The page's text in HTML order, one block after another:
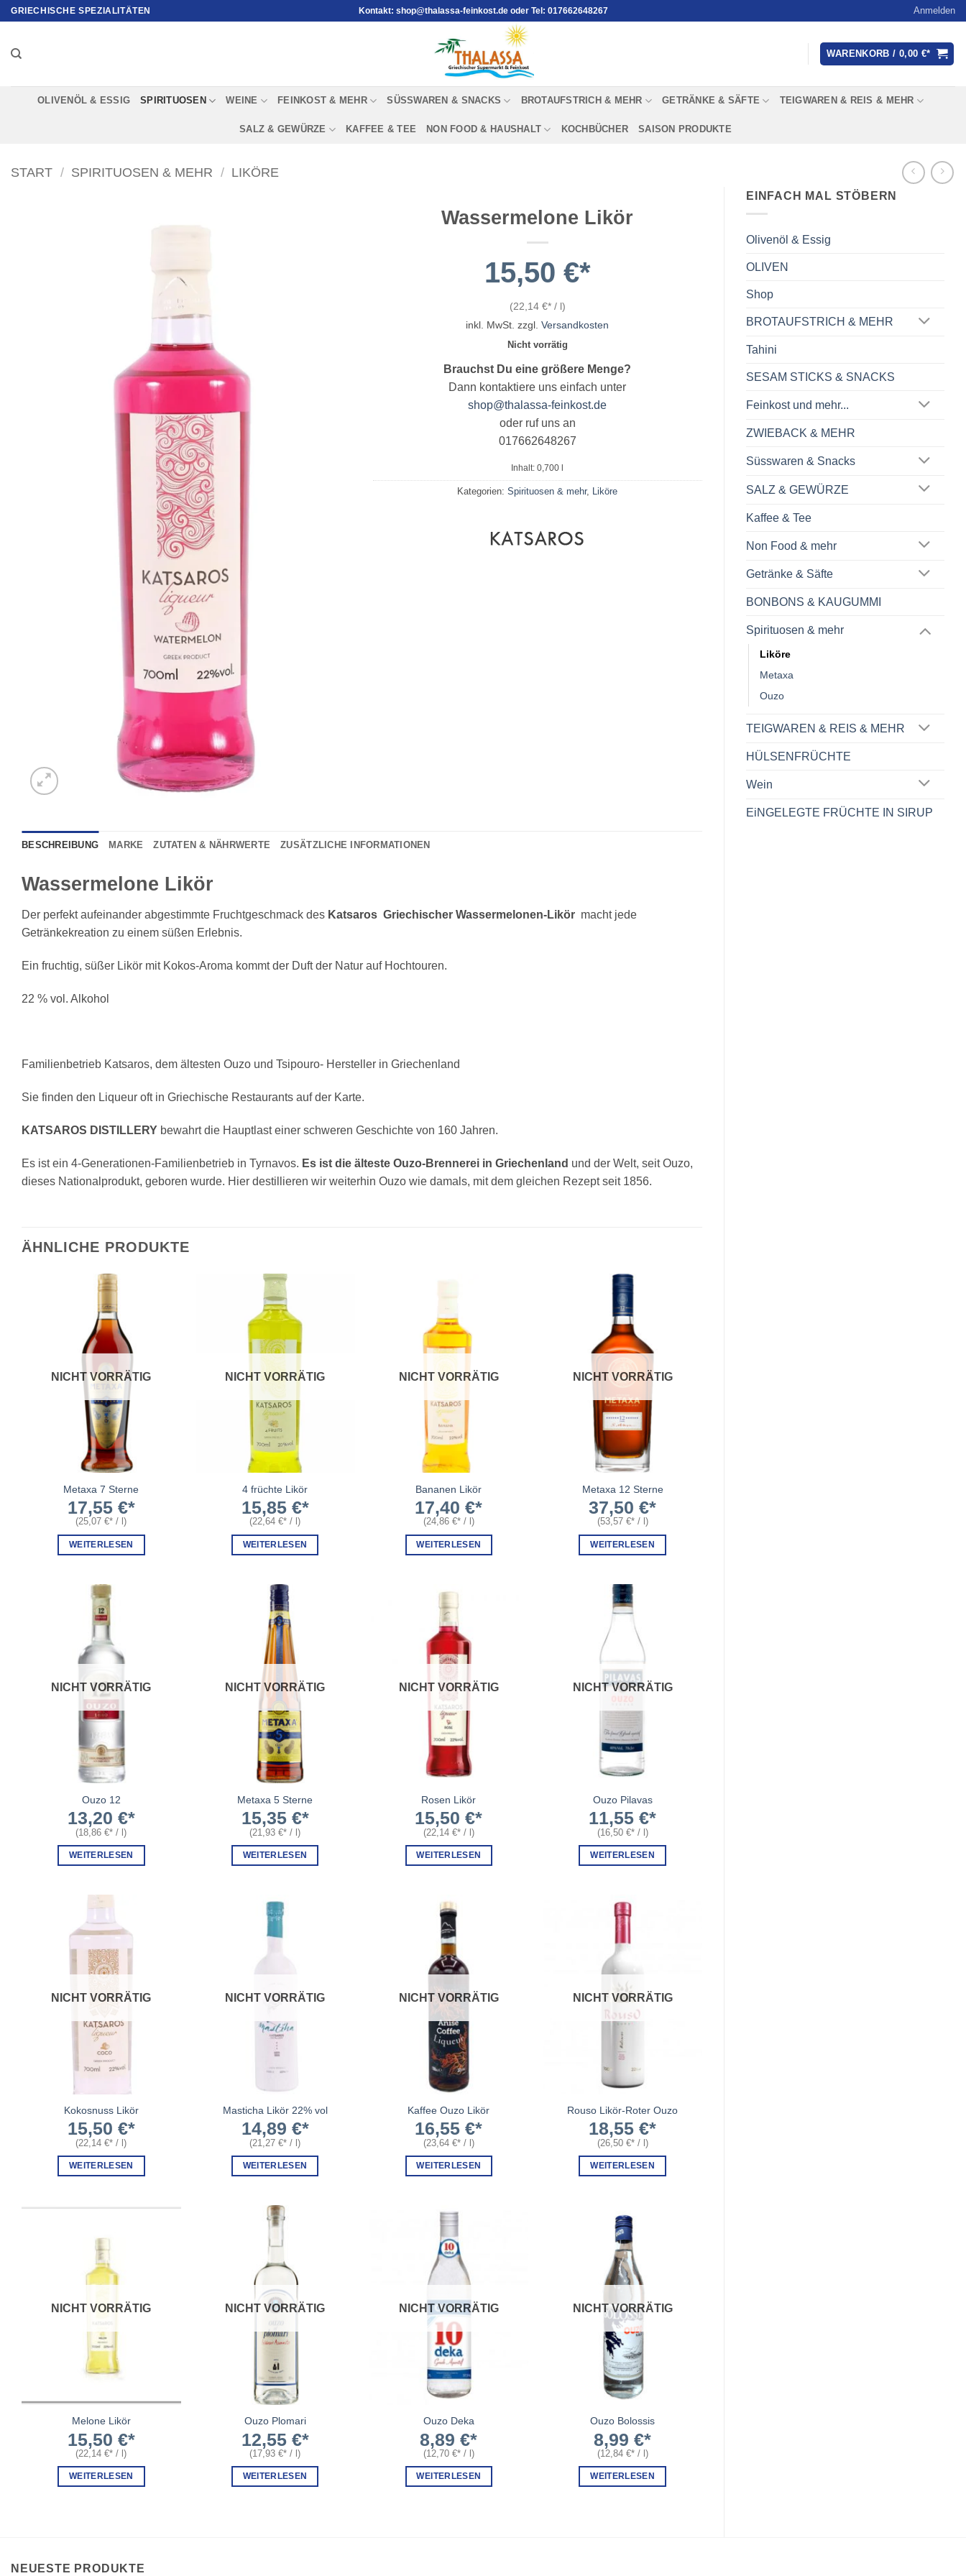
ZumGRIECHISCHE SPEZIALITÄTEN Kontakt: shop@thalassa-feinkost.de oder Tel: 017662648267 Anmelden
WARENKORB / 0,00 €
OLIVENÖL & ESSIG SPIRITUOSEN WEINE FEINKOST & MEHR SÜSSWAREN & SNACKS BROTAUFSTRICH & MEHR GETRÄNKE & SÄFTE TEIGWAREN & REIS & MEHR
SALZ & GEWÜRZE KAFFEE & TEE NON FOOD & HAUSHALT KOCHBÜCHER SAISON PRODUKTE
START / SPIRITUOSEN & MEHR / LIKÖRE
EINFACH MAL STÖBERN
Olivenöl & Essig
OLIVEN
Shop
BROTAUFSTRICH & MEHR
Tahini
SESAM STICKS & SNACKS
Feinkost und mehr...
ZWIEBACK & MEHR
Süsswaren & Snacks
SALZ & GEWÜRZE
Kaffee & Tee
Non Food & mehr
Getränke & Säfte
BONBONS & KAUGUMMI
Spirituosen & mehr
Liköre
Metaxa
Ouzo
TEIGWAREN & REIS & MEHR
HÜLSENFRÜCHTE
Wein
EiNGELEGTE FRÜCHTE IN SIRUP
Wassermelone Likör
15,50 €
(22,14 € / l)
inkl. MwSt. zzgl.Versandkosten
Nicht vorrätig
Brauchst Du eine größere Menge?
Dann kontaktiere uns einfach unter
shop@thalassa-feinkost.de
oder ruf uns an
017662648267
Inhalt: 0,700
Kategorien:Spirituosen & mehr, Liköre
BESCHREIBUNG MARKE ZUTATEN & NÄHRWERTE ZUSÄTZLICHE INFORMATIONEN
Wassermelone Likör
Der perfekt aufeinander abgestimmte Fruchtgeschmack des Katsaros Griechischer Wassermelonen-Likör macht jede
Getränkekreation zu einem süßen Erlebnis.
Ein fruchtig, süßer Likör mit Kokos-Aroma kommt der Duft der Natur auf Hochtouren.
22 % vol. Alkohol
Familienbetrieb Katsaros, dem ältesten Ouzo und Tsipouro- Hersteller in Griechenland
Sie finden den Liqueur oft in Griechische Restaurants auf der Karte.
KATSAROS DISTILLERY bewahrt die Hauptlast einer schweren Geschichte von 160 Jahren.
Es ist ein 4-Generationen-Familienbetrieb in Tyrnavos. Es ist die älteste Ouzo-Brennerei in Griechenland und der Welt, seit Ouzo,
dieses Nationalprodukt, geboren wurde. Hier destillieren wir weiterhin Ouzo wie damals, mit dem gleichen Rezept seit 1856.
ÄHNLICHE PRODUKTE
NICHT VORRÄTIG
Metaxa 7 Sterne
17,55 €
(25,07€ / l)
WEITERLESEN
NICHT VORRÄTIG
4 früchte Likör
15,85 €
(22,64€ / l)
WEITERLESEN
NICHT VORRÄTIG
Bananen Likör
17,40€
(24,86 € / )
WEITERLESEN
NICHT VORRÄTIG
Metaxa 12 Sterne
37,50€
(53,57 € / )
WEITERLESEN
NICHT VORRÄTIG
Ouzo 12
13,20 €
(18,86€ / l)
WEITERLESEN
NICHT VORRÄTIG
Metaxa 5 Sterne
15,35 €
(21,93€ / l)
WEITERLESEN
NICHT VORRÄTIG
Rosen Likör
15,50€
(22,14 € / l)
WEITERLESEN
NICHT VORRÄTIG
Ouzo Pilavas
11,55€
(16,50 € / l)
WEITERLESEN
NICHT VORRÄTIG
Kokosnuss Likör
15,50 €
(22,14€ / l)
WEITERLESEN
NICHT VORRÄTIG
Masticha Likör 22% vol
14,89 €
(21,27€ / l)
WEITERLESEN
NICHT VORRÄTIG
Kaffee Ouzo Likör
16,55€
(23,64 € / )
WEITERLESEN
NICHT VORRÄTIG
Rouso Likör-Roter Ouzo
18,55€
(26,50 € / )
WEITERLESEN
NICHT VORRÄTIG
Melone Likör
15,50 €
(22,14€ / l)
WEITERLESEN
NICHT VORRÄTIG
Ouzo Plomari
12,55 €
(17,93€ / l)
WEITERLESEN
NICHT VORRÄTIG
Ouzo Deka
8,89€
(12,70 € / )
WEITERLESEN
NICHT VORRÄTIG
Ouzo Bolossis
8,99€
(12,84 € / )
WEITERLESEN
NEUESTE PRODUKTE